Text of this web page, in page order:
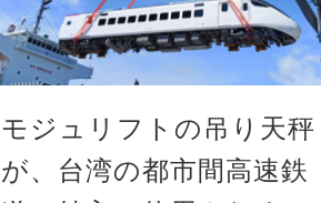
モジュリフトの吊り天秤
が、台湾の都市間高速鉄